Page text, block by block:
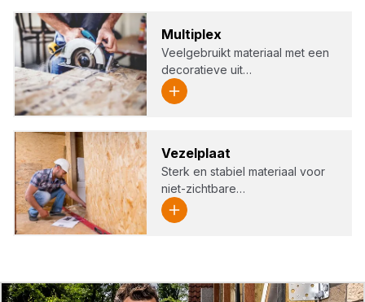
Mul­ti­plex
Veelgebruikt materiaal met een
decoratieve uit…
Vezel­plaat
Sterk en stabiel materiaal voor
niet-zichtbare…